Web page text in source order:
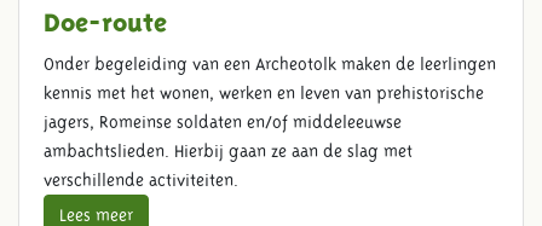
Doe-route
Onder begeleiding van een Archeotolk maken de leerlingen
kennis met het wonen, werken en leven van prehistorische
jagers, Romeinse soldaten en/of middeleeuwse
ambachtslieden. Hierbij gaan ze aan de slag met
verschillende activiteiten.
Lees meer